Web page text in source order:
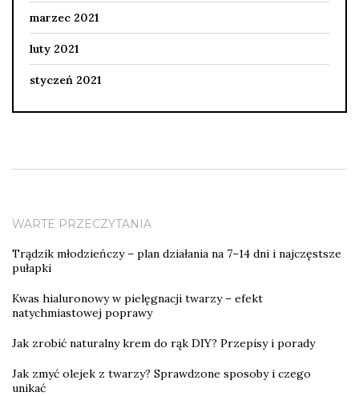
marzec 2021
luty 2021
styczeń 2021
WARTE PRZECZYTANIA
Trądzik młodzieńczy – plan działania na 7–14 dni i najczęstsze
pułapki
Kwas hialuronowy w pielęgnacji twarzy – efekt
natychmiastowej poprawy
Jak zrobić naturalny krem do rąk DIY? Przepisy i porady
Jak zmyć olejek z twarzy? Sprawdzone sposoby i czego
unikać